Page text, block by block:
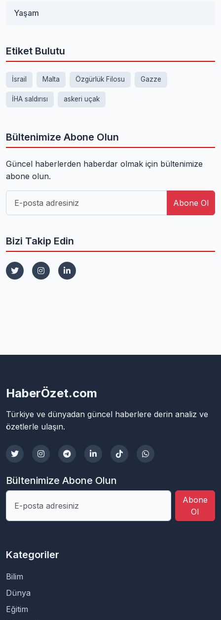
Yaşam
Etiket Bulutu
İsrail Malta Özgürlük Filosu Gazze
İHA saldırısı askeri uçak
Bültenimize Abone Olun
Güncel haberlerden haberdar olmak için bültenimize
abone olun.
Abone Ol
Bizi Takip Edin
HaberÖzet.com
Türkiye ve dünyadan güncel haberlere derin analiz ve
özetlerle ulaşın.
Bültenimize Abone Olun
Abone
Ol
Kategoriler
Bilim
Dünya
Eğitim